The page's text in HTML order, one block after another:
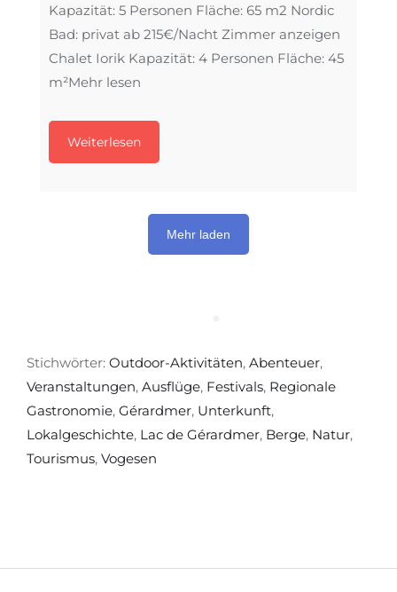
Kapazität: 5 Personen Fläche: 65 m2 Nordic
Bad: privat ab 215€/Nacht Zimmer anzeigen
Chalet Iorik Kapazität: 4 Personen Fläche: 45
m²Mehr lesen
Weiterlesen
Mehr laden
Stichwörter: Outdoor-Aktivitäten, Abenteuer,
Veranstaltungen, Ausflüge, Festivals, Regionale
Gastronomie, Gérardmer, Unterkunft,
Lokalgeschichte, Lac de Gérardmer, Berge, Natur,
Tourismus, Vogesen